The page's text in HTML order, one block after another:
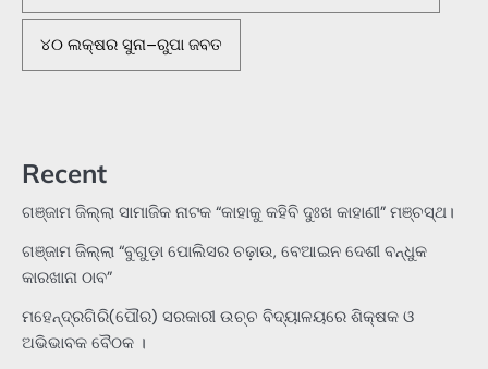
୪୦ ଲକ୍ଷର ସୁନା–ରୁପା ଜବତ
Recent
ଗଞ୍ଜାମ ଜିଲ୍ଲା ସାମାଜିକ ନାଟକ “କାହାକୁ କହିବି ଦୁଃଖ କାହାଣୀ” ମଞ୍ଚସ୍ଥ।
ଗଞ୍ଜାମ ଜିଲ୍ଲା “ବୁଗୁଡ଼ା ପୋଲିସର ଚଢ଼ାଉ, ବେଆଇନ ଦେଶୀ ବନ୍ଧୁକ
କାରଖାନା ଠାବ”
ମହେନ୍ଦ୍ରଗିରି(ପୌର) ସରକାରୀ ଉଚ୍ଚ ବିଦ୍ୟାଳୟରେ ଶିକ୍ଷକ ଓ
ଅଭିଭାବକ ବୈଠକ ।